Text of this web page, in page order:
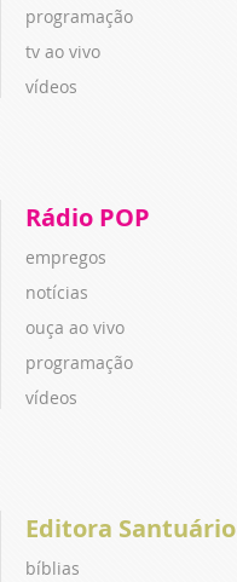
programação
tv ao vivo
vídeos
Rádio POP
empregos
notícias
ouça ao vivo
programação
vídeos
Editora Santuário
bíblias